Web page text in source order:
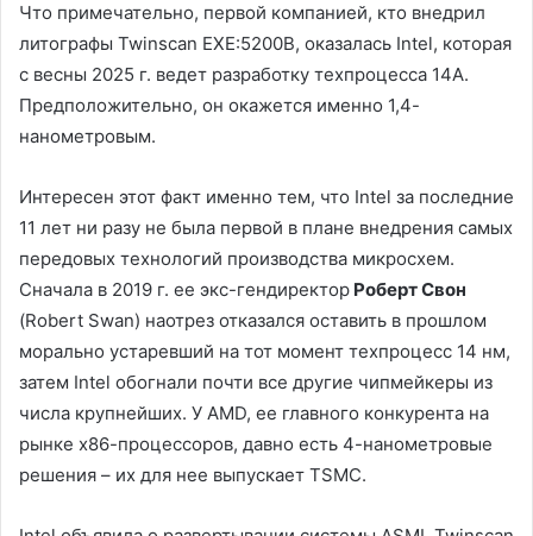
Что примечательно, первой компанией, кто внедрил
литографы Twinscan EXE:5200B, оказалась Intel, которая
с весны 2025 г. ведет разработку техпроцесса 14А.
Предположительно, он окажется именно 1,4-
нанометровым.
Интересен этот факт именно тем, что Intel за последние
11 лет ни разу не была первой в плане внедрения самых
передовых технологий производства микросхем.
Сначала в 2019 г. ее экс-гендиректор Роберт Свон
(Robert Swan) наотрез отказался оставить в прошлом
морально устаревший на тот момент техпроцесс 14 нм,
затем Intel обогнали почти все другие чипмейкеры из
числа крупнейших. У AMD, ее главного конкурента на
рынке х86-процессоров, давно есть 4-нанометровые
решения – их для нее выпускает TSMC.